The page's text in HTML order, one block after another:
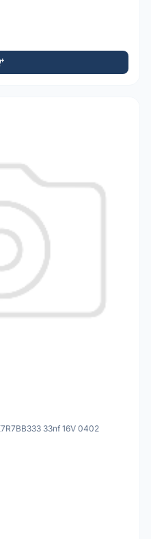
33nf 16V 0402